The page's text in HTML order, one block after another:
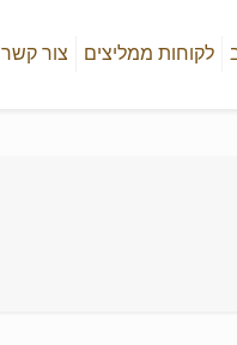
לקוחות ממליצים צור קשר